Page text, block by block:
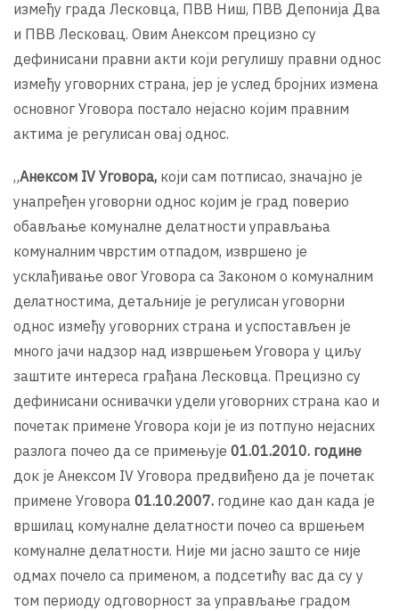
између града Лесковца, ПВВ Ниш, ПВВ Депонија Два
и ПВВ Лесковац. Овим Анексом прецизно су
дефинисани правни акти који регулишу правни однос
између уговорних страна, јер је услед бројних измена
основног Уговора постало нејасно којим правним
актима је регулисан овај однос.
„Анексом IV Уговора, који сам потписао, значајно је
унапређен уговорни однос којим је град поверио
обављање комуналне делатности управљања
комуналним чврстим отпадом, извршено је
усклађивање овог Уговора са Законом о комуналним
делатностима, детаљније је регулисан уговорни
однос између уговорних страна и успостављен је
много јачи надзор над извршењем Уговора у циљу
заштите интереса грађана Лесковца. Прецизно су
дефинисани оснивачки удели уговорних страна као и
почетак примене Уговора који је из потпуно нејасних
разлога почео да се примењује 01.01.2010. године
док је Анексом IV Уговора предвиђено да је почетак
примене Уговора 01.10.2007. године као дан када је
вршилац комуналне делатности почео са вршењем
комуналне делатности. Није ми јасно зашто се није
одмах почело са применом, а подсетићу вас да су у
том периоду одговорност за управљање градом